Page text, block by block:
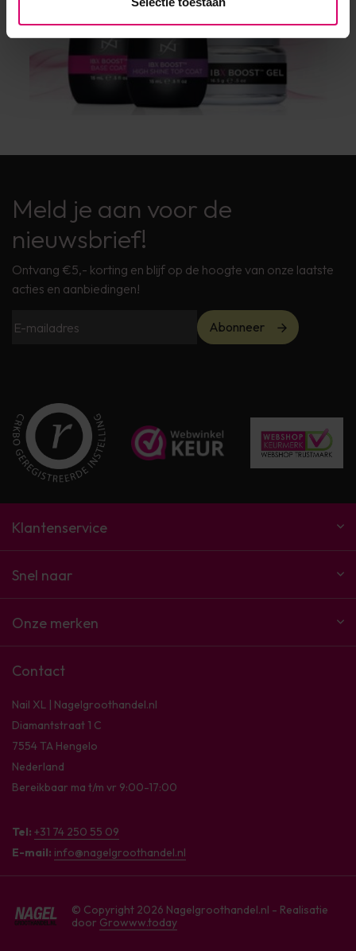
Meld je aan voor de
nieuwsbrief!
Ontvang €5,- korting en blijf op de hoogte van onze laatste
acties en aanbiedingen!
Abonneer
Klantenservice
Snel naar
Onze merken
Contact
Nail XL | Nagelgroothandel.nl
Diamantstraat 1 C
7554 TA Hengelo
Nederland
Bereikbaar ma t/m vr 9:00-17:00
Tel: +31 74 250 55 09
E-mail: info@nagelgroothandel.nl
© Copyright 2026 Nagelgroothandel.nl - Realisatie
door Growww.today